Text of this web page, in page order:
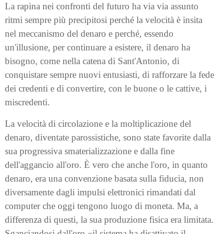
La rapina nei confronti del futuro ha via via assunto
ritmi sempre più precipitosi perché la velocità è insita
nel meccanismo del denaro e perché, essendo
un'illusione, per continuare a esistere, il denaro ha
bisogno, come nella catena di Sant'Antonio, di
conquistare sempre nuovi entusiasti, di rafforzare la fede
dei credenti e di convertire, con le buone o le cattive, i
miscredenti.
La velocità di circolazione e la moltiplicazione del
denaro, diventate parossistiche, sono state favorite dalla
sua progressiva smaterializzazione e dalla fine
dell'aggancio all'oro. È vero che anche l'oro, in quanto
denaro, era una convenzione basata sulla fiducia, non
diversamente dagli impulsi elettronici rimandati dal
computer che oggi tengono luogo di moneta. Ma, a
differenza di questi, la sua produzione fisica era limitata.